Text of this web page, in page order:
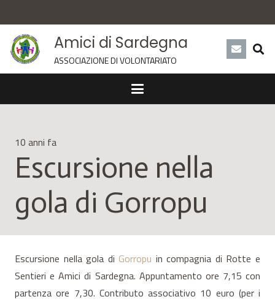
Amici di Sardegna
ASSOCIAZIONE DI VOLONTARIATO
10 anni fa
Escursione nella
gola di Gorropu
Escursione nella gola di Gorropu in compagnia di Rotte e
Sentieri e Amici di Sardegna. Appuntamento ore 7,15 con
partenza ore 7,30. Contributo associativo 10 euro (per i